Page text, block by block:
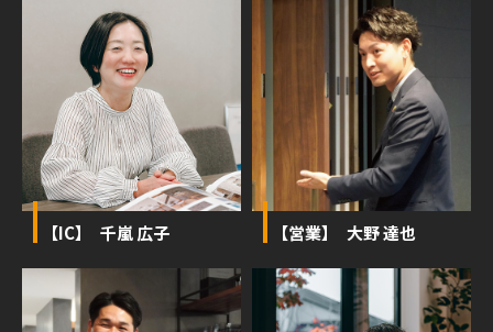
【IC】 千嵐 広子 【営業】 大野 達也